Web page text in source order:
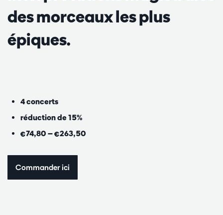
des morceaux les plus
épiques.
4 concerts
réduction de 15%
€74,80 — €263,50
Commander ici